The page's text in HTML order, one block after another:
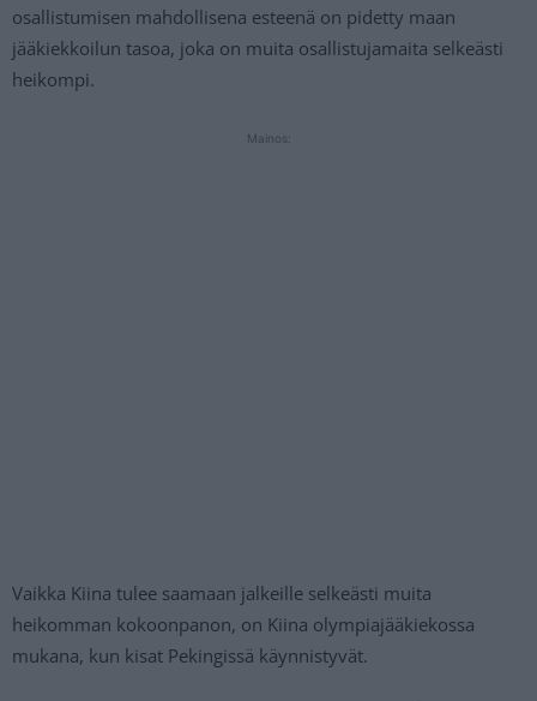
osallistumisen mahdollisena esteenä on pidetty maan
jääkiekkoilun tasoa, joka on muita osallistujamaita selkeästi
heikompi.
Mainos:
Vaikka Kiina tulee saamaan jalkeille selkeästi muita
heikomman kokoonpanon, on Kiina olympiajääkiekossa
mukana, kun kisat Pekingissä käynnistyvät.